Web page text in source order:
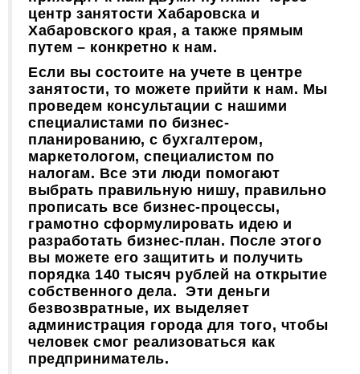
центр занятости Хабаровска и
Хабаровского края, а также прямым
путем – конкретно к нам.
Если вы состоите на учете в центре
занятости, то можете прийти к нам. Мы
проведем консультации с нашими
специалистами по бизнес-
планированию, с бухгалтером,
маркетологом, специалистом по
налогам. Все эти люди помогают
выбрать правильную нишу, правильно
прописать все бизнес-процессы,
грамотно сформулировать идею и
разработать бизнес-план. После этого
вы можете его защитить и получить
порядка 140 тысяч рублей на открытие
собственного дела. Эти деньги
безвозвратные, их выделяет
администрация города для того, чтобы
человек смог реализоваться как
предприниматель.